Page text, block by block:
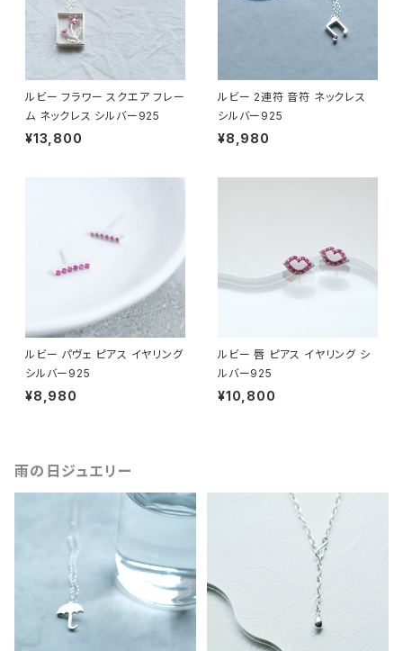
ルビー フラワー スクエア フレー
ム ネックレス シルバー925
¥13,800
ルビー 2連符 音符 ネックレス
シルバー925
¥8,980
ルビー パヴェ ピアス イヤリング
シルバー925
¥8,980
ルビー 唇 ピアス イヤリング シ
ルバー925
¥10,800
雨の日ジュエリー